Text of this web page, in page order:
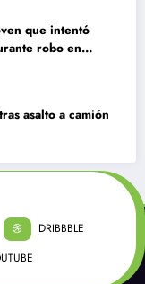
que intentó
robo en
asalto a camión
DRIBBBLE